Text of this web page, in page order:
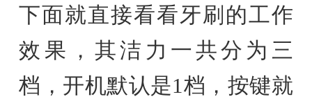
下面就直接看看牙刷的工作
效果，其洁力一共分为三
档，开机默认是1档，按键就